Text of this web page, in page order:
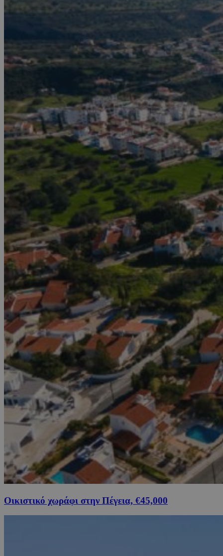
Οικιστικό χωράφι στην Πέγεια, €45,000